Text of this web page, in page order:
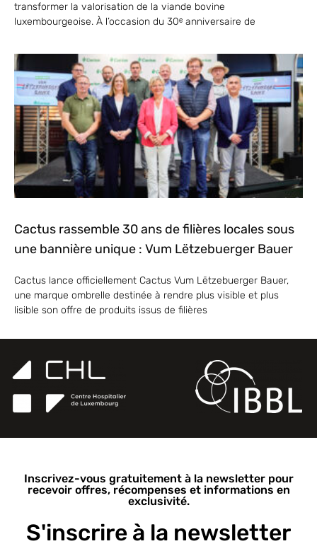
transformer la valorisation de la viande bovine
luxembourgeoise. À l’occasion du 30ᵉ anniversaire de
Cactus rassemble 30 ans de filières locales sous
une bannière unique : Vum Lëtzebuerger Bauer
Cactus lance officiellement Cactus Vum Lëtzebuerger Bauer,
une marque ombrelle destinée à rendre plus visible et plus
lisible son offre de produits issus de filières
Inscrivez-vous gratuitement à la newsletter pour
recevoir offres, récompenses et informations en
exclusivité.
S'inscrire à la newsletter